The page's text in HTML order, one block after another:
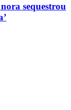
sequestrou